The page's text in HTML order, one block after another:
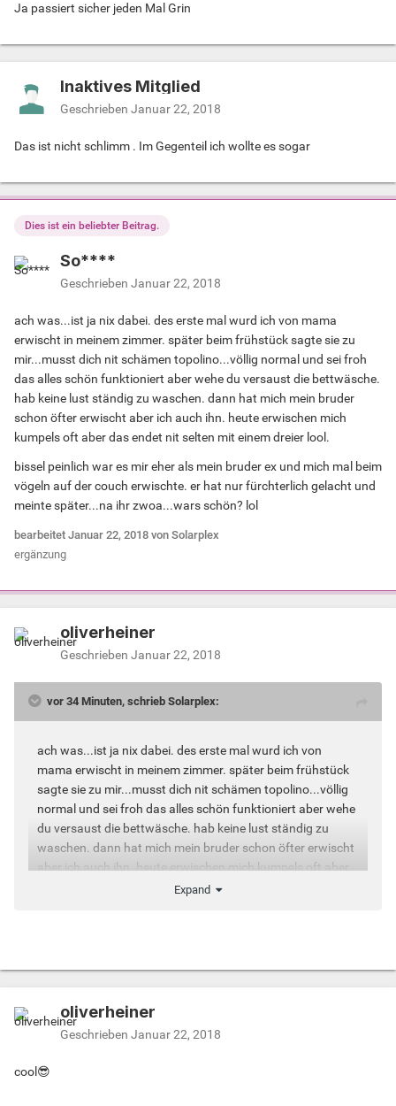
Ja passiert sicher jeden Mal Grin
Inaktives Mitglied
Geschrieben Januar 22, 2018
Das ist nicht schlimm . Im Gegenteil ich wollte es sogar
Dies ist ein beliebter Beitrag.
So****
Geschrieben Januar 22, 2018
ach was...ist ja nix dabei. des erste mal wurd ich von mama
erwischt in meinem zimmer. später beim frühstück sagte sie zu
mir...musst dich nit schämen topolino...völlig normal und sei froh
das alles schön funktioniert aber wehe du versaust die bettwäsche.
hab keine lust ständig zu waschen. dann hat mich mein bruder
schon öfter erwischt aber ich auch ihn. heute erwischen mich
kumpels oft aber das endet nit selten mit einem dreier lool.
bissel peinlich war es mir eher als mein bruder ex und mich mal beim
vögeln auf der couch erwischte. er hat nur fürchterlich gelacht und
meinte später...na ihr zwoa...wars schön? lol
bearbeitet Januar 22, 2018 von Solarplex
ergänzung
oliverheiner
Geschrieben Januar 22, 2018
vor 34 Minuten, schrieb Solarplex:
ach was...ist ja nix dabei. des erste mal wurd ich von
mama erwischt in meinem zimmer. später beim frühstück
sagte sie zu mir...musst dich nit schämen topolino...völlig
normal und sei froh das alles schön funktioniert aber wehe
du versaust die bettwäsche. hab keine lust ständig zu
waschen. dann hat mich mein bruder schon öfter erwischt
aber ich auch ihn. heute erwischen mich kumpels oft aber
das endet nit selten mit einem dreier lool.
fürchterlich gelacht und meinte später...na ihr zwoa...wars
schön? lol
Expand
oliverheiner
Geschrieben Januar 22, 2018
cool😎